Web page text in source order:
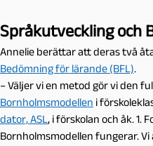
Språkutveckling och
Annelie berättar att deras två
Bedömning för lärande (BFL).
– Väljer vi en metod gör vi den
Bornholmsmodellen i
dator, ASL, i förskolan och åk. 1.
Bornholmsmodellen fungerar.